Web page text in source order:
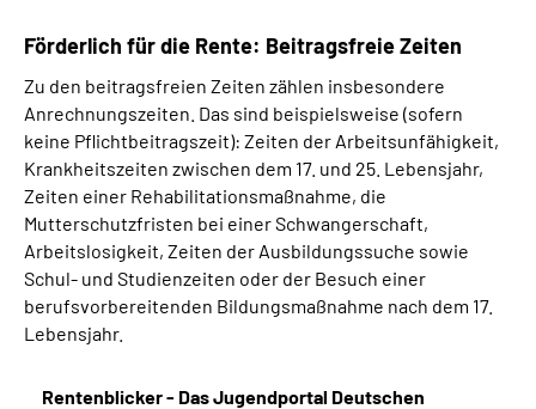
Förderlich für die Rente: Beitragsfreie Zeiten
Zu den beitragsfreien Zeiten zählen insbesondere
Anrechnungszeiten. Das sind beispielsweise (sofern
keine Pflichtbeitragszeit): Zeiten der Arbeitsunfähigkeit,
Krankheitszeiten zwischen dem 17. und 25. Lebensjahr,
Zeiten einer Rehabilitationsmaßnahme, die
Mutterschutzfristen bei einer Schwangerschaft,
Arbeitslosigkeit, Zeiten der Ausbildungssuche sowie
Schul- und Studienzeiten oder der Besuch einer
berufsvorbereitenden Bildungsmaßnahme nach dem 17.
Lebensjahr.
Rentenblicker - Das Jugendportal Deutschen